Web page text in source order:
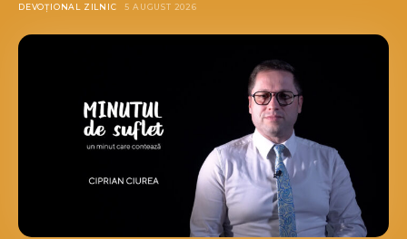
DEVOȚIONAL ZILNIC 5 AUGUST 2026